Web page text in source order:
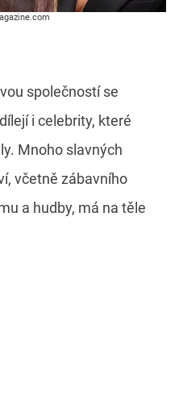
společností se
i celebrity, které
Mnoho slavných
včetně zábavního
a hudby, má na těle